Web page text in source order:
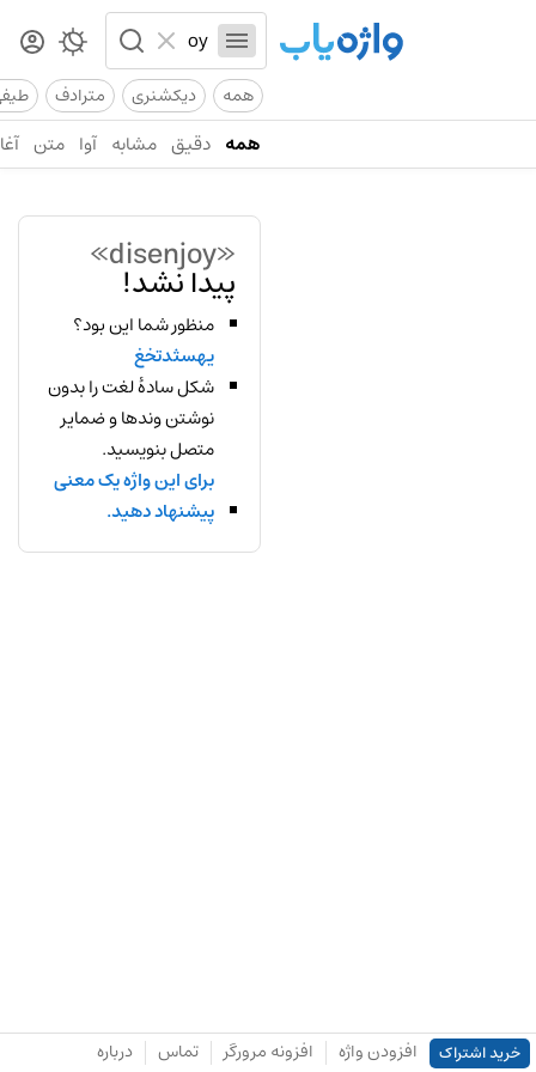
همه دیکشنری مترادف
همه دقیق مشابه آوا متن
«disenjoy»
پیدا نشد!
منظور شما این بود؟
یهسثدتخغ
شکل سادهٔ لغت را بدون
نوشتن وندها و ضمایر
متصل بنویسید.
برای این واژه یک معنی
پیشنهاد دهید.
خرید اشتراک افزودن واژه افزونه مرورگر تماس درباره